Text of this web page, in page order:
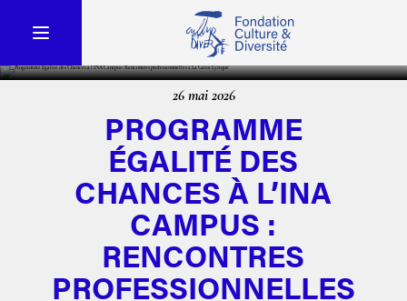
26 mai 2026
PROGRAMME
ÉGALITÉ DES
CHANCES À L’INA
CAMPUS :
RENCONTRES
PROFESSIONNELLES